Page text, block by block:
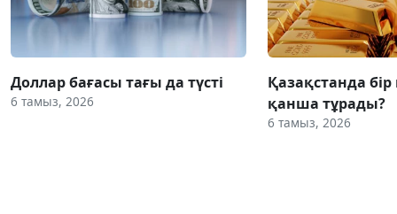
Доллар бағасы тағы да түсті
6 тамыз, 2026
Қазақстанда
қанша тұрады?
6 тамыз, 2026